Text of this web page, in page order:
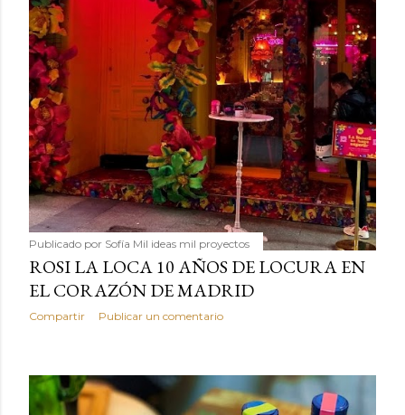
Publicado por Sofía Mil ideas mil proyectos
ROSI LA LOCA 10 AÑOS DE LOCURA EN
EL CORAZÓN DE MADRID
Compartir Publicar un comentario